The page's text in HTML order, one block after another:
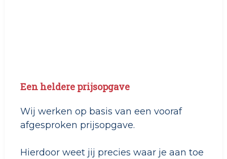
Een heldere prijsopgave
Wij werken op basis van een vooraf
afgesproken prijsopgave.
Hierdoor weet jij precies waar je aan toe